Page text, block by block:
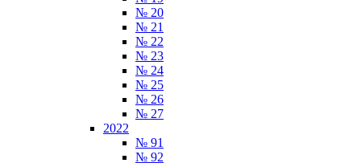
№ 20
№ 21
№ 22
№ 23
№ 24
№ 25
№ 26
№ 27
2022
№ 91
№ 92